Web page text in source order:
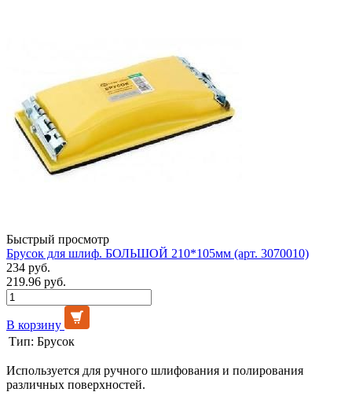
Быстрый просмотр
Брусок для шлиф. БОЛЬШОЙ 210*105мм (арт. 3070010)
234 руб.
219.96 руб.
В корзину
Тип: Брусок
Используется для ручного шлифования и полирования
различных поверхностей.